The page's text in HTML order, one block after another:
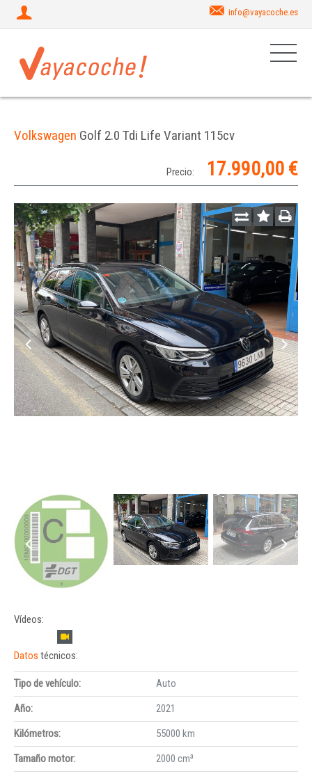
info@vayacoche.es
Volkswagen Golf 2.0 Tdi Life Variant 115cv
Precio: 17.990,00 €
Vídeos:
Datos técnicos:
Tipo de vehículo:
Auto
Año:
2021
Kilómetros:
55000 km
Tamaño motor:
2000 cm³